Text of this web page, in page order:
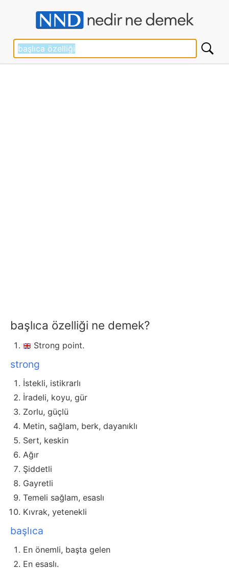
başlıca özelliği ne demek?
Strong point.
strong
İstekli, istikrarlı
İradeli, koyu, gür
Zorlu, güçlü
Metin, sağlam, berk, dayanıklı
Sert, keskin
Ağır
Şiddetli
Gayretli
Temeli sağlam, esaslı
Kıvrak, yetenekli
başlıca
En önemli, başta gelen
En esaslı.